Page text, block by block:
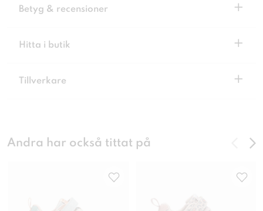
Betyg & recensioner +
Hitta i butik +
Tillverkare +
Andra har också tittat på